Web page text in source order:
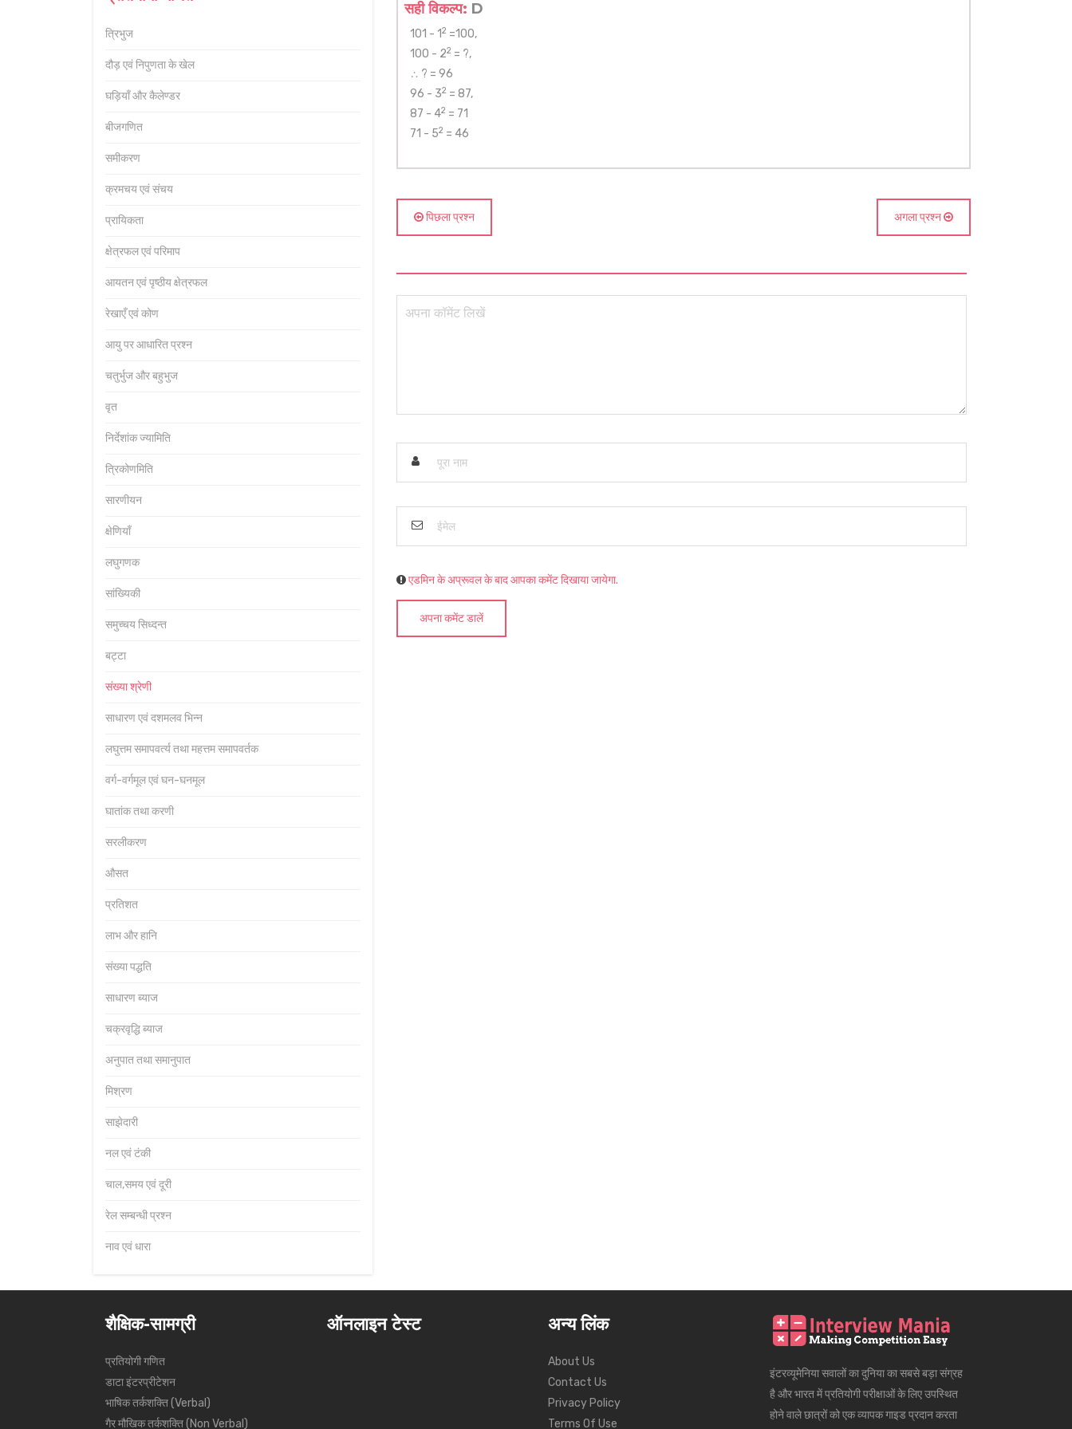
त्रिभुज
दौड़ एवं निपुणता के खेल
घड़ियाँ और कैलेण्डर
बीजगणित
समीकरण
क्रमचय एवं संचय
प्रायिकता
क्षेत्रफल एवं परिमाप
आयतन एवं पृष्ठीय क्षेत्रफल
रेखाएँ एवं कोण
आयु पर आधारित प्रश्न
चतुर्भुज और बहुभुज
वृत
निर्देशांक ज्यामिति
त्रिकोणमिति
सारणीयन
क्षेणियाँ
लघुगणक
सांख्यिकी
समुच्चय सिध्दन्त
बट्टा
संख्या श्रेणी
साधारण एवं दशमलव भिन्न
लघुत्तम समापवर्त्य तथा महत्तम समापवर्तक
वर्ग-वर्गमूल एवं घन-घनमूल
घातांक तथा करणी
सरलीकरण
औसत
प्रतिशत
लाभ और हानि
संख्या पद्धति
साधारण ब्याज
चक्रवृद्धि ब्याज
अनुपात तथा समानुपात
मिश्रण
साझेदारी
नल एवं टंकी
चाल,समय एवं दूरी
रेल सम्बन्धी प्रश्न
नाव एवं धारा
सही विकल्प: D
101 - 12 =100,
100 - 22 = ?,
∴ ? = 96
96 - 32 = 87,
87 - 42 = 71
71 - 52 = 46
पिछला प्रश्न अगला प्रश्न
एडमिन के अप्रूवल के बाद आपका कमेंट दिखाया जायेगा.
अपना कमेंट डालें
शैक्षिक-सामग्री
प्रतियोगी गणित
डाटा इंटरप्रीटेशन
भाषिक तर्कशक्ति (Verbal)
गैर मौखिक तर्कशक्ति (Non Verbal)
ऑनलाइन टेस्ट अन्य लिंक
About Us
Contact Us
Privacy Policy
Terms Of Use
इंटरव्यूमेनिया सवालों का दुनिया का सबसे बड़ा संग्रह
है और भारत में प्रतियोगी परीक्षाओं के लिए उपस्थित
होने वाले छात्रों को एक व्यापक गाइड प्रदान करता